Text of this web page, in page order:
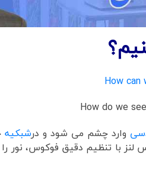
وارد چشم می شود و درشبکیه
لنز با تنظیم دقیق فوکوس،